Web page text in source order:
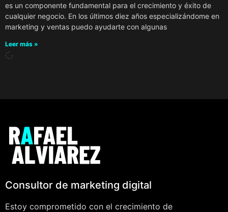
es un componente fundamental para el crecimiento y éxito de
cualquier negocio. En los últimos diez años especializándome en
marketing y ventas puedo ayudarte con algunas
Leer más »
Consultor de marketing digital
Estoy comprometido con el crecimiento de